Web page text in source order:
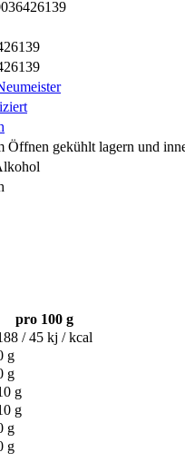
Öffnen gekühlt lagern und
pro 100 g
/ 45 kj / kcal
g
g
g
g
g
g